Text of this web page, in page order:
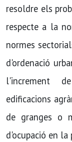
resoldre els
respecte a la
normes
d'ordenació
l'increment
edificacions
de granges o
d'ocupació en